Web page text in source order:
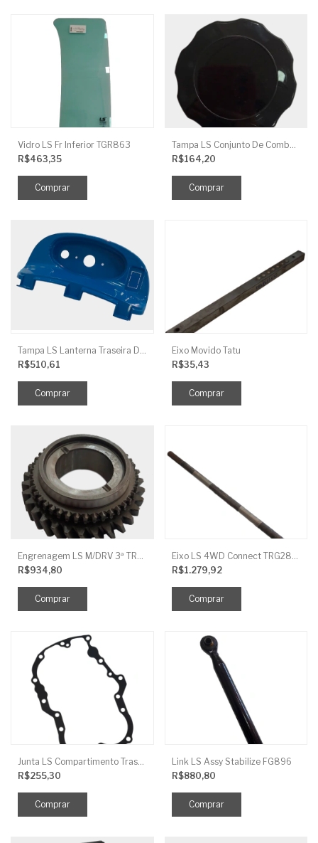
Vidro LS Fr Inferior TGR863
R$463,35
R$164,20
R$510,61
Eixo Movido Tatu
R$35,43
R$934,80
R$1.279,92
R$255,30
Link LS Assy Stabilize FG896
R$880,80